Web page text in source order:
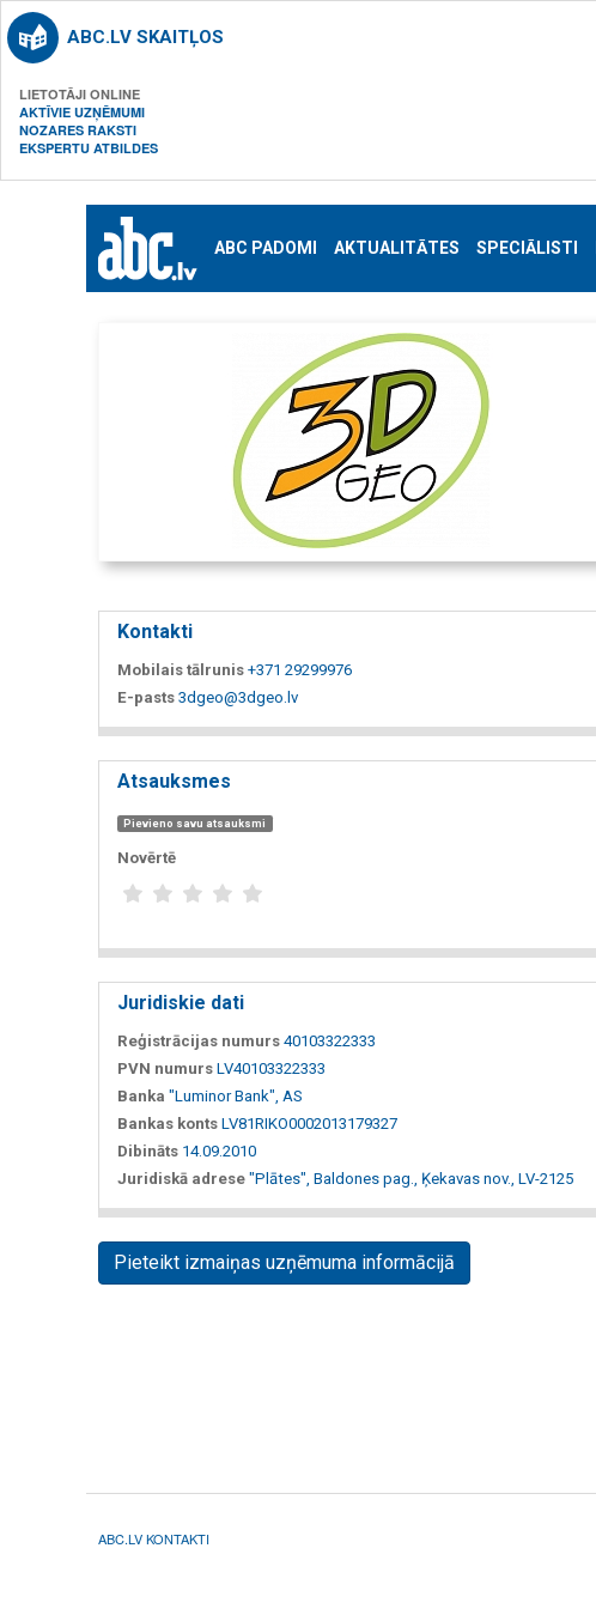
ABC.LV SKAITĻOS
LIETOTĀJI ONLINE
AKTĪVIE UZŅĒMUMI
NOZARES RAKSTI
EKSPERTU ATBILDES
ABC PADOMI AKTUALITĀTES SPECIĀLISTI
Kontakti
Mobilais tālrunis +371 29299976
E-pasts 3dgeo@3dgeo.lv
Atsauksmes
Pievieno savu atsauksmi
Novērtē
Juridiskie dati
Reģistrācijas numurs 40103322333
PVN numurs LV40103322333
Banka "Luminor Bank", AS
Bankas konts LV81RIKO0002013179327
Dibināts 14.09.2010
Juridiskā adrese "Plātes", Baldones pag., Ķekavas nov., LV-2125
Pieteikt izmaiņas uzņēmuma informācijā
ABC.LV KONTAKTI